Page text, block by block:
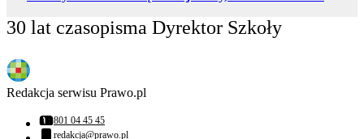
30 lat czasopisma Dyrektor Szkoły
Redakcja serwisu Prawo.pl
Numer telefonu:
801 04 45 45
redakcja@prawo.pl